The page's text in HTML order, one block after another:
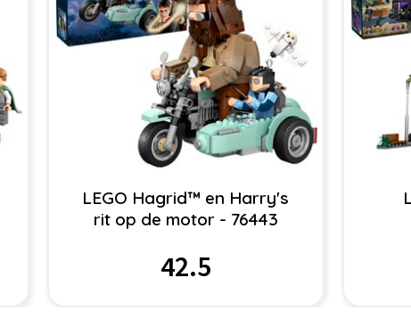
LEGO Hagrid™ en Harry's
rit op de motor - 76443
42.5